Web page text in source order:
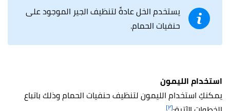
يستخدم الخل عادةً لتنظيف الجير الموجود على
حنفيات الحمام.
استخدام الليمون
يمكنكِ استخدام الليمون لتنظيف حنفيات الحمام وذلك باتباع
[٢]